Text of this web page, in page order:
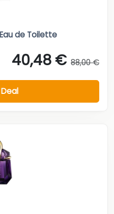
de Toilette
40,48 € 88,00 €